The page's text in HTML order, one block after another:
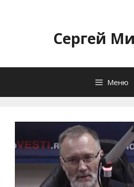
содержимомуСергей
Меню